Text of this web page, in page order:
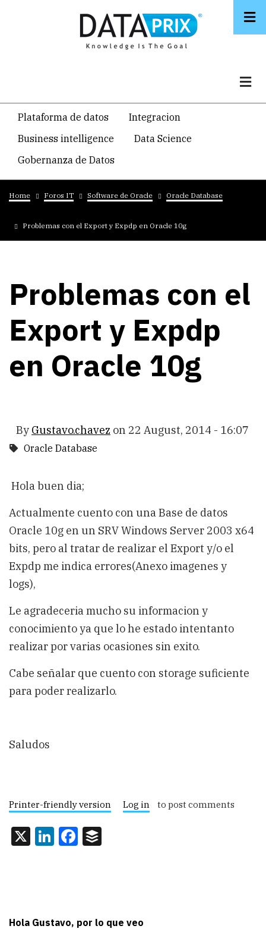
Navegacion
temática
principal
Plataforma de datos
Integracion
Business intelligence
Data Science
Gobernanza de Datos
Breadcrumb
Home Foros IT Software de Oracle Oracle Database
Problemas con el Export y Expdp en Oracle 10g
Problemas con el
Export y Expdp
en Oracle 10g
By Gustavo.chavez on 22 August, 2014 - 16:07
Oracle Database
Hola buen dia;
Actualmente cuento con una Base de datos
Oracle 10g en un SRV Windows Server 2003 x64
bits, pero al tratar de realizar el Export y/o el
Expdp me indica errores(Anexo imagenes y
logs),
Le agradeceria mucho su informacion y
conocimiento ya que lo he estado intentanto
realizar por varias ocasiones sin exito.
Cabe señalar que cuento con storage suficiente
para poder realizarlo.
Saludos
Printer-friendly version Log in to post comments
X LinkedIn
Facebook
Hola Gustavo, por lo que veo